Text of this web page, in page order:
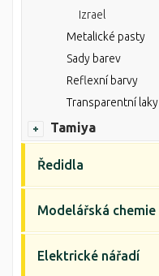
Izrael
Metalické pasty
Sady barev
Reflexní barvy
Transparentní laky
Tamiya
Ředidla
Modelářská chemie
Elektrické nářadí